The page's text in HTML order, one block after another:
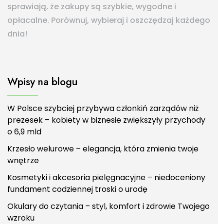
sprawiają, że zakupy są szybkie, wygodne i
opłacalne. Porównuj, wybieraj i oszczędzaj każdego
dnia!
Wpisy na blogu
W Polsce szybciej przybywa członkiń zarządów niż
prezesek – kobiety w biznesie zwiększyły przychody
o 6,9 mld
Krzesło welurowe – elegancja, która zmienia twoje
wnętrze
Kosmetyki i akcesoria pielęgnacyjne – niedoceniony
fundament codziennej troski o urodę
Okulary do czytania – styl, komfort i zdrowie Twojego
wzroku